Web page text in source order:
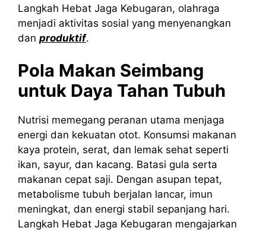
Langkah Hebat Jaga Kebugaran, olahraga
menjadi aktivitas sosial yang menyenangkan
dan produktif.
Pola Makan Seimbang
untuk Daya Tahan Tubuh
Nutrisi memegang peranan utama menjaga
energi dan kekuatan otot. Konsumsi makanan
kaya protein, serat, dan lemak sehat seperti
ikan, sayur, dan kacang. Batasi gula serta
makanan cepat saji. Dengan asupan tepat,
metabolisme tubuh berjalan lancar, imun
meningkat, dan energi stabil sepanjang hari.
Langkah Hebat Jaga Kebugaran mengajarkan